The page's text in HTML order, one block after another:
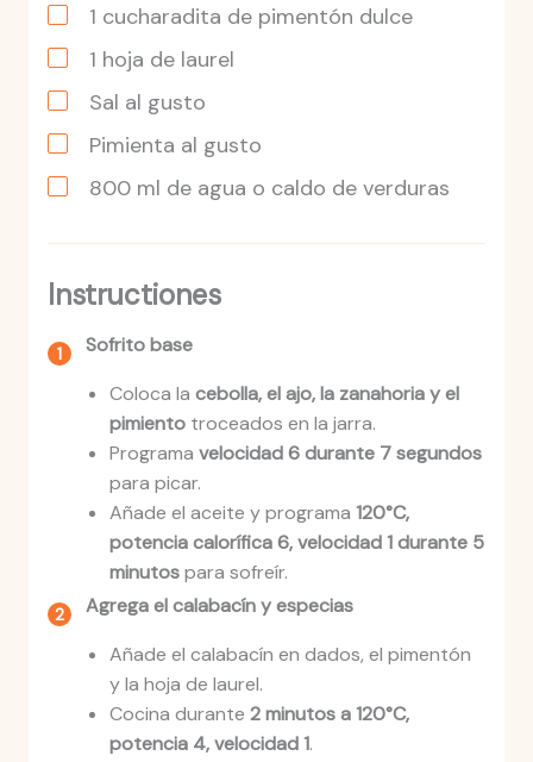
1 cucharadita de pimentón dulce
1 hoja de laurel
Sal al gusto
Pimienta al gusto
800 ml de agua o caldo de verduras
Instructiones
Sofrito base
Coloca la cebolla, el ajo, la zanahoria y el
pimientotroceados en la jarra.
Programa velocidad 6 durante 7 segundos
para picar.
Añade el aceite y programa 120°C,
potencia calorífica 6, velocidad 1 durante 5
minutospara sofreír.
Agrega el calabacín y especias
Añade el calabacín en dados, el pimentón
y la hoja de laurel.
Cocina durante 2 minutos a 120°C,
potencia 4, velocidad 1.